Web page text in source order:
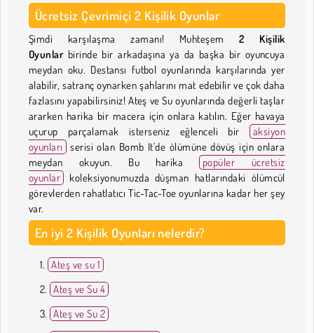
Ücretsiz Çevrimiçi 2 Kişilik Oyunlar
Şimdi karşılaşma zamanı! Muhteşem2 Kişilik
Oyunlarbirinde bir arkadaşına ya da başka bir oyuncuya
meydan oku. Destansı futbol oyunlarında karşılarında yer
alabilir, satranç oynarken şahlarını mat edebilir ve çok daha
fazlasını yapabilirsiniz! Ateş ve Su oyunlarında değerli taşlar
ararken harika bir macera için onlara katılın. Eğer havaya
uçurup parçalamak isterseniz eğlenceli bir
aksiyon
oyunları
serisi olan Bomb It'de ölümüne dövüş için onlara
meydan okuyun. Bu harika
popüler ücretsiz
oyunlar
koleksiyonumuzda düşman hatlarındaki ölümcül
görevlerden rahatlatıcı Tic-Tac-Toe oyunlarına kadar her şey
var.
En iyi 2 Kişilik Oyunları nelerdir?
Ateş ve su 1
Ateş ve Su 4
Ateş ve Su 2